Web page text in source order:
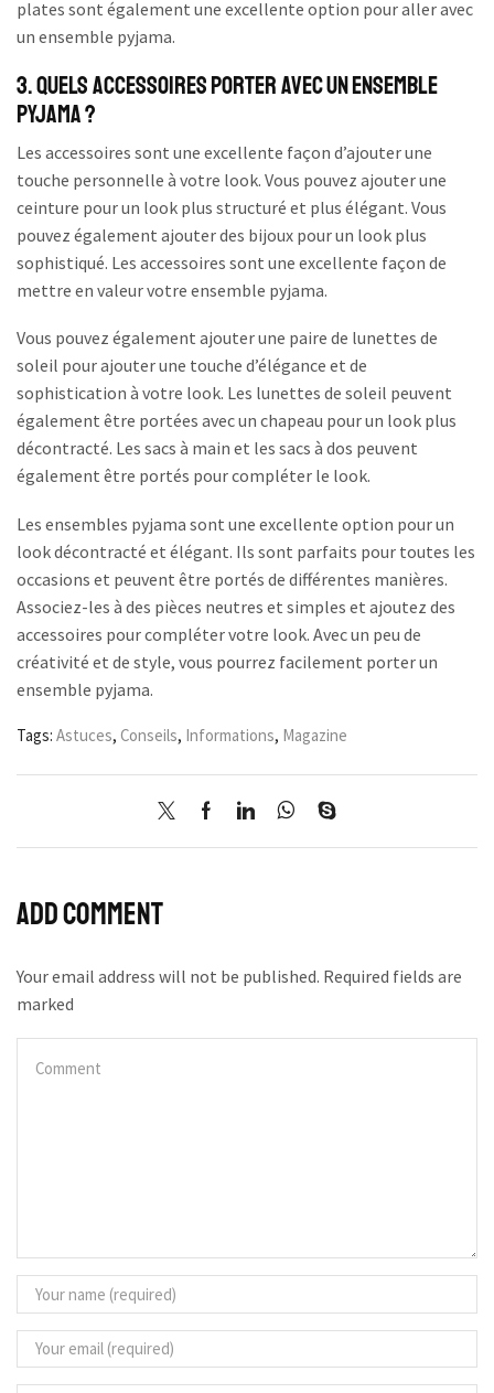
plates sont également une excellente option pour aller avec
un ensemble pyjama.
3. Quels accessoires porter avec un ensemble
pyjama ?
Les accessoires sont une excellente façon d’ajouter une
touche personnelle à votre look. Vous pouvez ajouter une
ceinture pour un look plus structuré et plus élégant. Vous
pouvez également ajouter des bijoux pour un look plus
sophistiqué. Les accessoires sont une excellente façon de
mettre en valeur votre ensemble pyjama.
Vous pouvez également ajouter une paire de lunettes de
soleil pour ajouter une touche d’élégance et de
sophistication à votre look. Les lunettes de soleil peuvent
également être portées avec un chapeau pour un look plus
décontracté. Les sacs à main et les sacs à dos peuvent
également être portés pour compléter le look.
Les ensembles pyjama sont une excellente option pour un
look décontracté et élégant. Ils sont parfaits pour toutes les
occasions et peuvent être portés de différentes manières.
Associez-les à des pièces neutres et simples et ajoutez des
accessoires pour compléter votre look. Avec un peu de
créativité et de style, vous pourrez facilement porter un
ensemble pyjama.
Tags: Astuces, Conseils, Informations, Magazine
Add comment
Your email address will not be published. Required fields are
marked